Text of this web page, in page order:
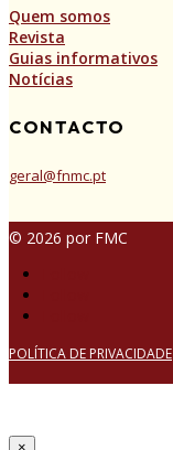
Quem somos
Revista
Guias informativos
Notícias
CONTACTO
geral@fnmc.pt
© 2026 por FMC
POLÍTICA DE PRIVACIDADE